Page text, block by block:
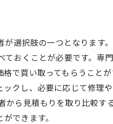
選択肢の一つとなります
おくことが必要です。専
で買い取ってもらうこと
クし、必要に応じて修理
ら見積もりを取り比較す
できます。